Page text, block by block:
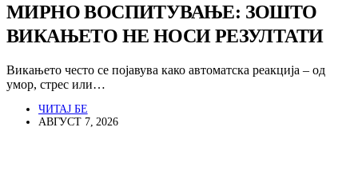
МИРНО ВОСПИТУВАЊЕ: ЗОШТО
ВИКАЊЕТО НЕ НОСИ РЕЗУЛТАТИ
Викањето често се појавува како автоматска реакција – од
умор, стрес или…
ЧИТАЈ БЕ
АВГУСТ 7, 2026